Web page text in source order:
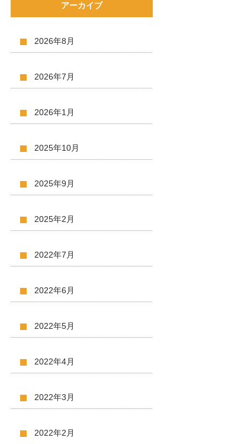
アーカイブ
2026年8月
2026年7月
2026年1月
2025年10月
2025年9月
2025年2月
2022年7月
2022年6月
2022年5月
2022年4月
2022年3月
2022年2月